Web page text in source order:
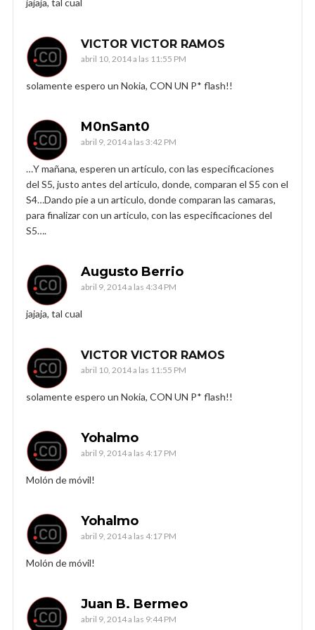
VICTOR VICTOR RAMOS
abril 10, 2014 a las 11:55 PM
solamente espero un Nokia, CON UN P* flash!!
M0nSant0
abril 9, 2014 a las 3:42 PM
…Y mañana, esperen un artículo, con las especificaciones
del S5, justo antes del articulo, donde, comparan el S5 con el
S4…Dando pie a un articulo, donde comparan las camaras,
para finalizar con un articulo, con las especificaciones del
S5….
Augusto Berrio
abril 9, 2014 a las 4:34 PM
jajaja, tal cual
VICTOR VICTOR RAMOS
abril 10, 2014 a las 11:55 PM
solamente espero un Nokia, CON UN P* flash!!
Yohalmo
abril 9, 2014 a las 4:17 PM
Molón de móvil!
Yohalmo
abril 9, 2014 a las 4:17 PM
Molón de móvil!
Juan B. Bermeo
abril 9, 2014 a las 9:44 PM